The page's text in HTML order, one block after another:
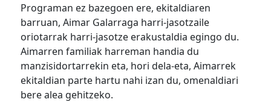
Programan ez bazegoen ere, ekitaldiaren
barruan, Aimar Galarraga harri-jasotzaile
oriotarrak harri-jasotze erakustaldia egingo du.
Aimarren familiak harreman handia du
manzisidortarrekin eta, hori dela-eta, Aimarrek
ekitaldian parte hartu nahi izan du, omenaldiari
bere alea gehitzeko.